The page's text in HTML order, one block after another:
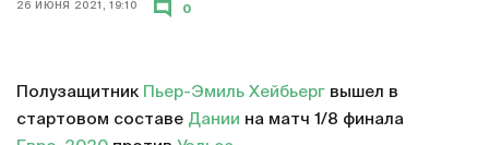
26 ИЮНЯ 2021, 19:10 0
Полузащитник Пьер-Эмиль Хейбьерг вышел в
стартовом составе Дании на матч 1/8 финала